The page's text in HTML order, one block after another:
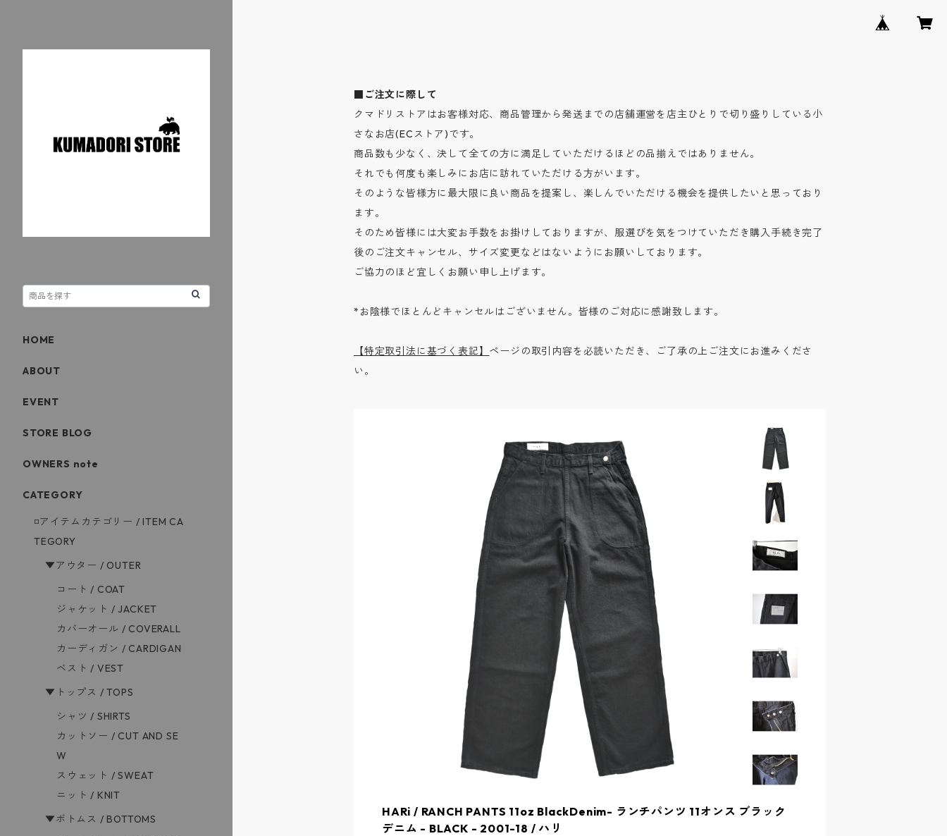
■ご注文に際して
クマドリストアはお客様対応、商品管理から発送までの店舗運営を店主ひとりで切り盛りしている小
さなお店(ECストア)です。
商品数も少なく、決して全ての方に満足していただけるほどの品揃えではありません。
それでも何度も楽しみにお店に訪れていただける方がいます。
そのような皆様方に最大限に良い商品を提案し、楽しんでいただける機会を提供したいと思っており
ます。
そのため皆様には大変お手数をお掛けしておりますが、服選びを気をつけていただき購入手続き完了
後のご注文キャンセル、サイズ変更などはないようにお願いしております。
ご協力のほど宜しくお願い申し上げます。
*お陰様でほとんどキャンセルはございません。皆様のご対応に感謝致します。
【特定取引法に基づく表記】 ページの取引内容を必読いただき、ご了承の上ご注文にお進みくださ
い。
HARi / RANCH PANTS 11oz BlackDenim- ランチパンツ 11オンス ブラック
デニム - BLACK - 2001-18 / ハリ
HOME
ABOUT
EVENT
STORE BLOG
OWNERS note
CATEGORY
◽️アイテムカテゴリー / ITEM CA
TEGORY
▼アウター / OUTER
コート / COAT
ジャケット / JACKET
カバーオール / COVERALL
カーディガン / CARDIGAN
ベスト / VEST
▼トップス / TOPS
シャツ / SHIRTS
カットソー / CUT AND SE
W
スウェット / SWEAT
ニット / KNIT
▼ボトムス / BOTTOMS